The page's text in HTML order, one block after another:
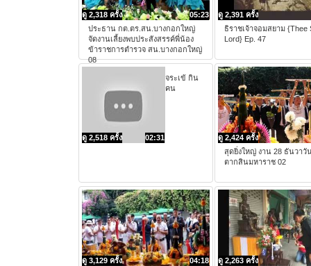
05:23
ดู 2,318 ครั้ง
ประธาน กต.ตร.สน.บางกอกใหญ่
จัดงานเลี้ยงพบประสังสรรค์พี่น้อง
ข้าราชการตำรวจ สน.บางกอกใหญ่
08
ดู 2,391 ครั้ง
ธิราชเจ้าจอมสยาม {Thee
Lord} Ep. 47
02:31
ดู 2,518 ครั้ง
จระเข้ กิน
คน
ดู 2,424 ครั้ง
สุดยิ่งใหญ่ งาน 28 ธันวาวั
ตากสินมหาราช 02
04:18
ดู 3,129 ครั้ง
ดู 2,263 ครั้ง